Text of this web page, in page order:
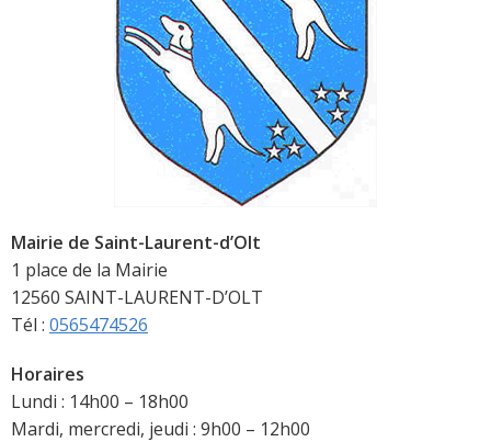
Mairie de Saint-Laurent-d’Olt
1 place de la Mairie
12560 SAINT-LAURENT-D’OLT
Tél : 0565474526
Horaires
Lundi : 14h00 – 18h00
Mardi, mercredi, jeudi : 9h00 – 12h00